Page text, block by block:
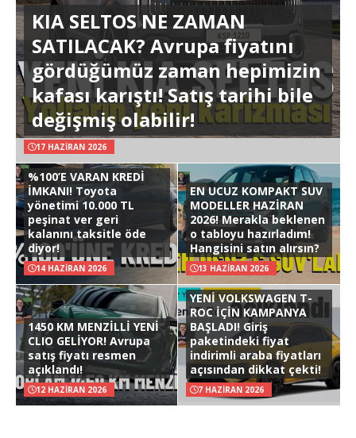
KIA SELTOS NE ZAMAN
SATILACAK? Avrupa fiyatını
gördüğümüz zaman hepimizin
kafası karıştı! Satış tarihi bile
değişmiş olabilir!
17 HAZIRAN 2026
%100’E VARAN KREDİ
İMKANI! Toyota
yönetimi 10.000 TL
peşinat ver geri
kalanını taksitle öde
diyor!
14 HAZIRAN 2026
EN UCUZ KOMPAKT SUV
MODELLER HAZİRAN
2026! Merakla beklenen
o tabloyu hazırladım!
Hangisini satın alırsın?
13 HAZIRAN 2026
1450 KM MENZİLLİ YENİ
CLIO GELİYOR! Avrupa
satış fiyatı resmen
açıklandı!
12 HAZIRAN 2026
YENİ VOLKSWAGEN T-
ROC İÇİN KAMPANYA
BAŞLADI! Giriş
paketindeki fiyat
indirimli araba fiyatları
açısından dikkat çekti!
7 HAZIRAN 2026